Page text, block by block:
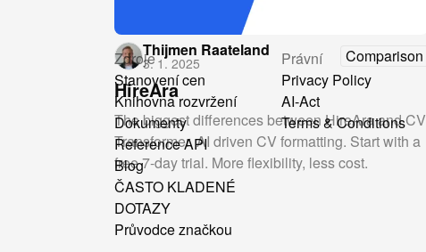
Thijmen Raateland
3. 1. 2025 Comparison
HireAra
The biggest differences between HireAra and CV
Transformer. AI driven CV formatting. Start with a
free 7-day trial. More flexibility, less cost.
Zdroje
Stanovení cen
Knihovna rozvržení
Dokumenty
Reference API
Blog
ČASTO KLADENÉ
DOTAZY
Průvodce značkou
Právní
Privacy Policy
AI-Act
Terms & Conditions